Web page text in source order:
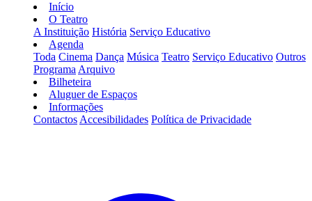
Início
O Teatro
A Instituição História Serviço Educativo
Agenda
Toda Cinema Dança Música Teatro Serviço Educativo Outros
Programa Arquivo
Bilheteira
Aluguer de Espaços
Informações
Contactos Accesibilidades Política de Privacidade